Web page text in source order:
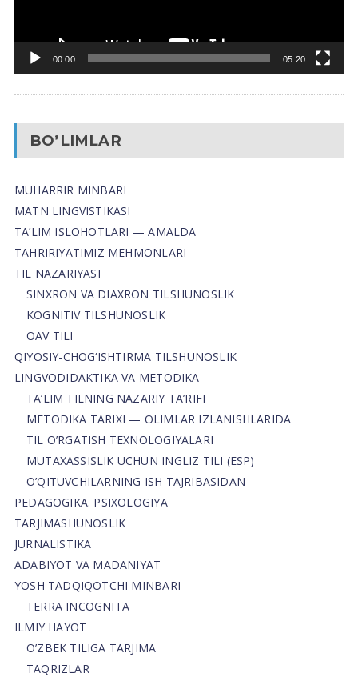
00:00 05:20
BO’LIMLAR
MUHARRIR MINBARI
MATN LINGVISTIKASI
TA’LIM ISLOHOTLARI — AMALDA
TAHRIRIYATIMIZ MEHMONLARI
TIL NAZARIYASI
SINXRON VA DIAXRON TILSHUNOSLIK
KOGNITIV TILSHUNOSLIK
OAV TILI
QIYOSIY-CHOG‘ISHTIRMA TILSHUNOSLIK
LINGVODIDAKTIKA VA METODIKA
TA’LIM TILNING NAZARIY TA’RIFI
METODIKA TARIXI — OLIMLAR IZLANISHLARIDA
TIL O’RGATISH TEXNOLOGIYALARI
MUTAXASSISLIK UCHUN INGLIZ TILI (ESP)
O’QITUVCHILARNING ISH TAJRIBASIDAN
PEDAGOGIKA. PSIXOLOGIYA
TARJIMASHUNOSLIK
JURNALISTIKA
ADABIYOT VA MADANIYAT
YOSH TADQIQOTCHI MINBARI
TERRA INCOGNITA
ILMIY HAYOT
O’ZBEK TILIGA TARJIMA
TAQRIZLAR